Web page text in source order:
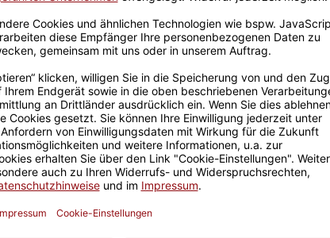
Größere Stückzahl? Anfrage
aus Glas mit Namen graviert -
- 800 ml